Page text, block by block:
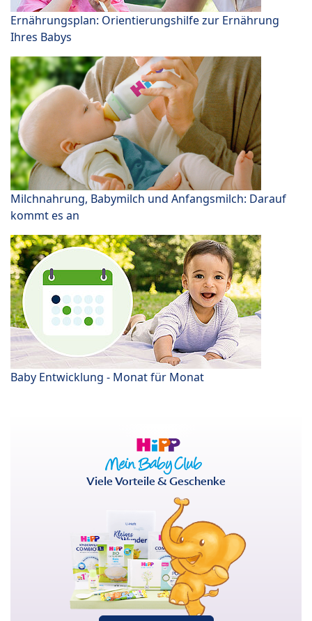
Ernährungsplan: Orientierungshilfe zur Ernährung
Ihres Babys
Milchnahrung, Babymilch und Anfangsmilch: Darauf
kommt es an
Baby Entwicklung - Monat für Monat
Viele Vorteile & Geschenke